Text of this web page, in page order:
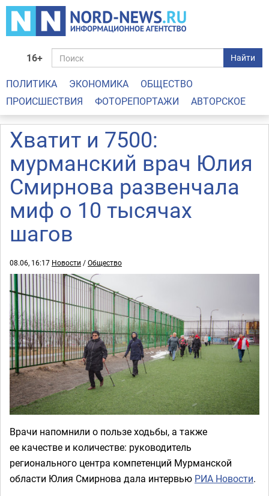
16+ Найти
ПОЛИТИКА ЭКОНОМИКА
ОБЩЕСТВО
ПРОИСШЕСТВИЯ
ФОТОРЕПОРТАЖИ АВТОРСКОЕ
Хватит и 7500:
мурманский врач Юлия
Смирнова развенчала
миф о 10 тысячах
шагов
08.06, 16:17 Новости /Общество
Врачи напомнили о пользе ходьбы, а также
ее качестве и количестве: руководитель
регионального центра компетенций Мурманской
области Юлия Смирнова дала интервью РИА Новости.